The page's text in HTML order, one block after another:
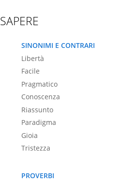
SAPERE
SINONIMI E CONTRARI
Libertà
Facile
Pragmatico
Conoscenza
Riassunto
Paradigma
Gioia
Tristezza
PROVERBI